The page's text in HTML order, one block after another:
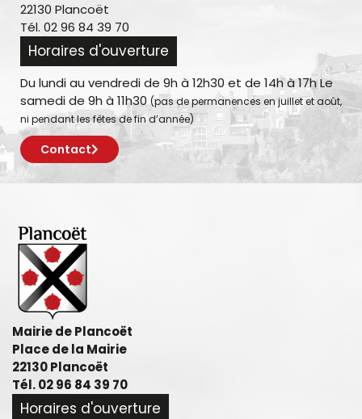
22130 Plancoët
Tél. 02 96 84 39 70
Horaires d'ouverture
Du lundi au vendredi de 9h à 12h30 et de 14h à 17h Le
samedi de 9h à 11h30 (pas de permanences en juillet et août,
ni pendant les fêtes de fin d’année)
Contact
Mairie de Plancoët
Place de la Mairie
22130 Plancoët
Tél. 02 96 84 39 70
Horaires d'ouverture